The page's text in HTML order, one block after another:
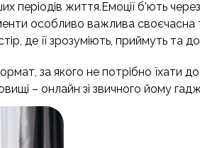
періодів життя.Емоції б'ють
особливо важлива своєчасна
де її зрозуміють, приймуть
за якого не потрібно їхати
– онлайн зі звичного йому